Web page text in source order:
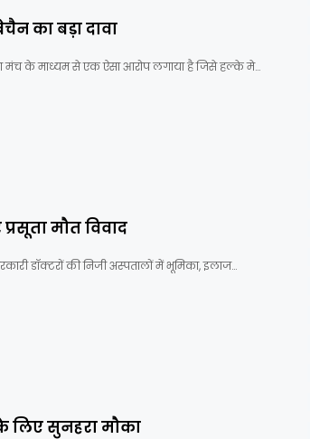
का बड़ा दावा
मंच के माध्यम से एक ऐसा आरोप लगाया है जिसे हल्के मे…
मौत विवाद
डॉक्टरों की निजी अस्पतालों में भूमिका, इलाज…
के लिए सुनहरा मौका